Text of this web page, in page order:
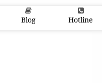
Blog Hotline